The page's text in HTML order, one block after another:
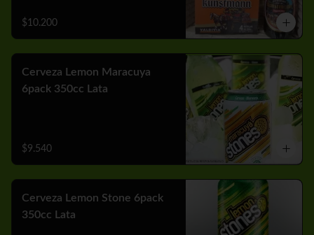
$10.200
Cerveza Lemon Maracuya
6pack 350cc Lata
$9.540
Cerveza Lemon Stone 6pack
350cc Lata